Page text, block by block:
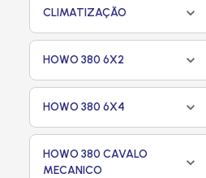
CLIMATIZAÇÃO
HOWO 380 6X2
HOWO 380 6X4
HOWO 380 CAVALO
MECANICO